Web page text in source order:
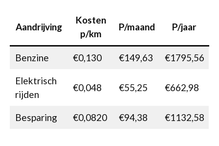
Aandrijving
Kosten
p/km
P/maand P/jaar
Benzine €0,130 €149,63 €1795,56
Elektrisch
rijden
€0,048 €55,25 €662,98
Besparing €0,0820 €94,38 €1132,58